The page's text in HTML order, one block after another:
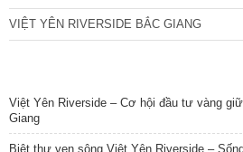
VIỆT YÊN RIVERSIDE BẮC GIANG
Việt Yên Riverside – Cơ hội đầu tư vàng
Giang
Biệt thự ven sông Việt Yên Riverside –